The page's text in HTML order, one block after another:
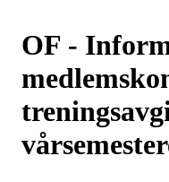
OF -